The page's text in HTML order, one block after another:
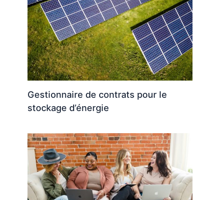
Gestionnaire de contrats pour le
stockage d’énergie